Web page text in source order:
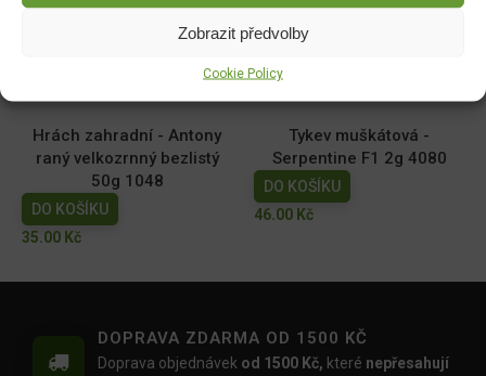
Zobrazit předvolby
Cookie Policy
africká okurka 10s 2257
Edamame - Chiba Green
Hrách zahradní - Antony
raný velkozrnný bezlistý
50g 1048
DO KOŠÍKU
35.00 Kč
Tykev muškátová -
Serpentine F1 2g 4080
DO KOŠÍKU
46.00 Kč
DOPRAVA ZDARMA OD 1500 KČ
Doprava objednávek od 1500 Kč, které nepřesahují